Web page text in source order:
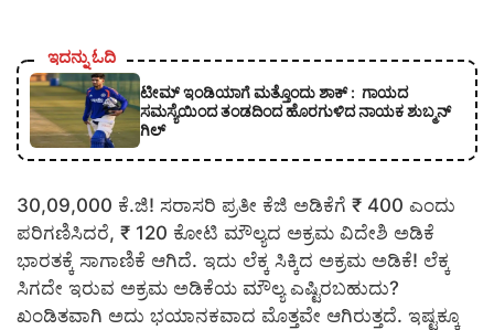
ಇದನ್ನು ಓದಿ
ಟೀಮ್ ಇಂಡಿಯಾಗೆ ಮತ್ತೊಂದು ಶಾಕ್ : ಗಾಯದ
ಸಮಸ್ಯೆಯಿಂದ ತಂಡದಿಂದ ಹೊರಗುಳಿದ ನಾಯಕ ಶುಬ್ಮನ್
ಗಿಲ್
30,09,000 ಕೆ.ಜಿ! ಸರಾಸರಿ ಪ್ರತೀ ಕೆಜಿ ಅಡಿಕೆಗೆ ₹ 400 ಎಂದು
ಪರಿಗಣಿಸಿದರೆ, ₹ 120 ಕೋಟಿ ಮೌಲ್ಯದ ಅಕ್ರಮ ವಿದೇಶಿ ಅಡಿಕೆ
ಭಾರತಕ್ಕೆ ಸಾಗಾಣಿಕೆ ಆಗಿದೆ. ಇದು ಲೆಕ್ಕ ಸಿಕ್ಕಿದ ಅಕ್ರಮ ಅಡಿಕೆ! ಲೆಕ್ಕ
ಸಿಗದೇ ಇರುವ ಅಕ್ರಮ ಅಡಿಕೆಯ ಮೌಲ್ಯ ಎಷ್ಟಿರಬಹುದು?
ಖಂಡಿತವಾಗಿ ಅದು ಭಯಾನಕವಾದ ಮೊತ್ತವೇ ಆಗಿರುತ್ತದೆ. ಇಷ್ಟಕ್ಕೂ